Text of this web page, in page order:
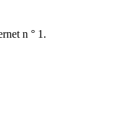
n ° 1.